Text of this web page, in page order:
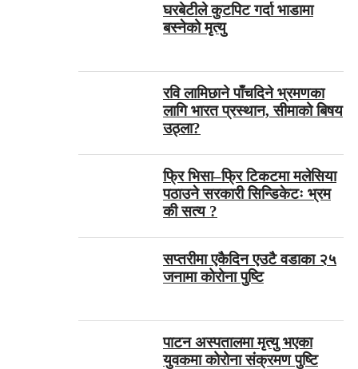
घरबेटीले कुटपिट गर्दा भाडामा
बस्नेको मृत्यु
रवि लामिछाने पाँचदिने भ्रमणका
लागि भारत प्रस्थान, सीमाको बिषय
उठ्ला?
फ्रि भिसा–फ्रि टिकटमा मलेसिया
पठाउने सरकारी सिन्डिकेटः भ्रम
की सत्य ?
सप्तरीमा एकैदिन एउटै वडाका २५
जनामा कोरोना पुष्टि
पाटन अस्पतालमा मृत्यु भएका
युवकमा कोरोना संक्रमण पुष्टि